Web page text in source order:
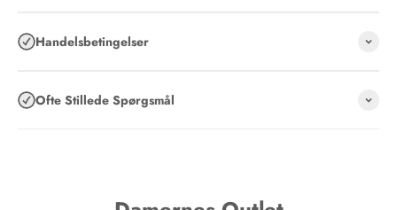
Handelsbetingelser
Ofte Stillede Spørgsmål